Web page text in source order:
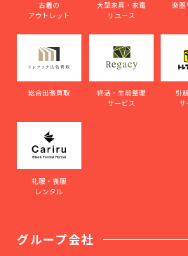
古着の
アウトレット
大型家具・家電
リユース
楽器
総合出張買取
終活・生前整理
サービス
引
サ
礼服・喪服
レンタル
グループ会社